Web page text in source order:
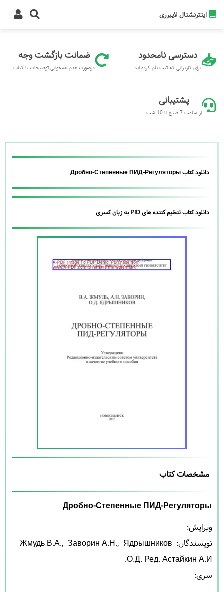
اینترنشنال لایبرری
دسترسی نامحدود
برای کاربرانی که ثبت نام کرده اند
ضمانت بازگشت وجه
درصورت عدم همخوانی توضیحات با کتاب
پشتیبانی
از ساعت 7 صبح تا 10 شب
دانلود کتاب Дробно-Степенные ПИД-Регуляторы
دانلود کتاب تنظیم کننده های PID به زبان کسری
مشخصات کتاب
Дробно-Степенные ПИД-Регуляторы
نویسندگان:
Жмудь В.А., Заворин А.Н., Ядрышников
О.Д. Ред. Астайкин А.И.